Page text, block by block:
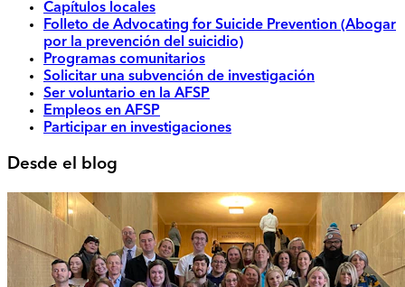
Capítulos locales
Folleto de Advocating for Suicide Prevention (Abogar
por la prevención del suicidio)
Programas comunitarios
Solicitar una subvención de investigación
Ser voluntario en la AFSP
Empleos en AFSP
Participar en investigaciones
Desde el blog